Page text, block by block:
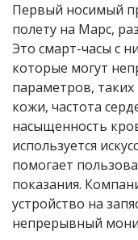
Первый носимый
полету на Марс,
Это смарт-часы с
которые могут
параметров, таких
кожи, частота
насыщенность
используется
помогает
показания.
устройство на
непрерывный